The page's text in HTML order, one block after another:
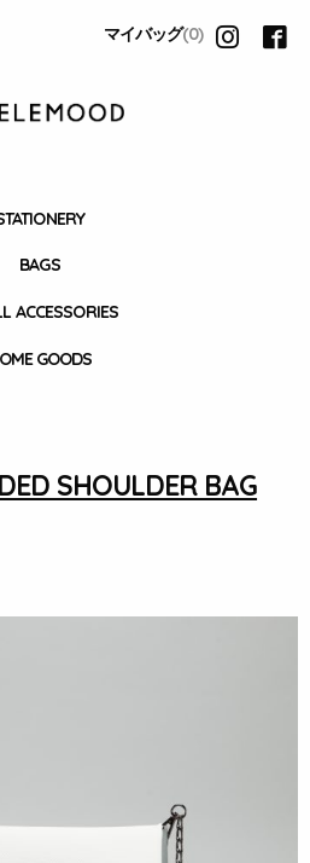
マイバッグ(0)
BAGS
ACCESSORIES
GOODS
SHOULDER BAG